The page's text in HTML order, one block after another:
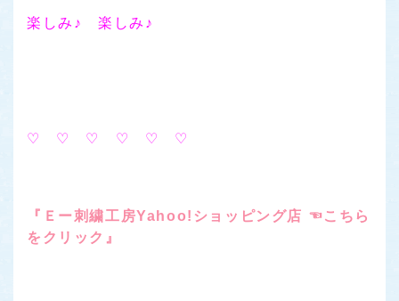
楽しみ♪ 楽しみ♪
♡ ♡ ♡ ♡ ♡ ♡
『Ｅー刺繍工房Yahoo!ショッピング店 ☜こちら
をクリック』